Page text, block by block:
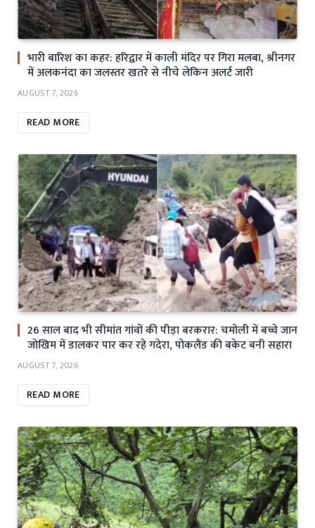
भारी बारिश का कहर: हरिद्वार में काली मंदिर पर गिरा मलबा, श्रीनगर
में अलकनंदा का जलस्तर खतरे से नीचे लेकिन अलर्ट जारी
AUGUST 7, 2026
READ MORE
26 साल बाद भी सीमांत गांवों की पीड़ा बरकरार: चमोली में बच्चे जान
जोखिम में डालकर पार कर रहे गदेरा, पोकलैंड की बकेट बनी सहारा
AUGUST 7, 2026
READ MORE